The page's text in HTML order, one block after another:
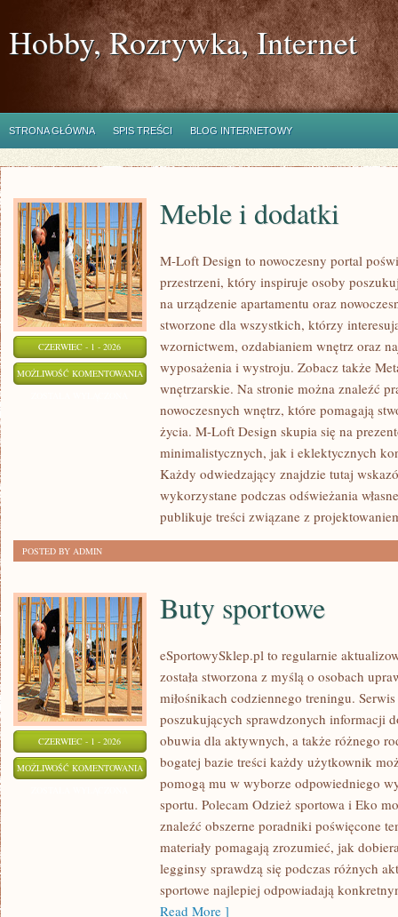
Hobby, Rozrywka, Internet
STRONA GŁÓWNA SPIS TREŚCI BLOG INTERNETOWY
CZERWIEC - 1 - 2026
MOŻLIWOŚĆ KOMENTOWANIA MEBLE
DODATKI
Meble i dodatki
M-Loft Design to nowoczesny portal
przestrzeni, który inspiruje osoby
na urządzenie apartamentu oraz
stworzone dla wszystkich, którzy
wzornictwem, ozdabianiem wnętrz oraz
wyposażenia i wystroju. Zobacz także
wnętrzarskie. Na stronie można znaleźć
nowoczesnych wnętrz, które pomagają
życia. M-Loft Design skupia się na
minimalistycznych, jak i eklektycznych
Każdy odwiedzający znajdzie tutaj
wykorzystane podczas odświeżania
publikuje treści związane z
POSTED BY ADMIN
CZERWIEC - 1 - 2026
MOŻLIWOŚĆ KOMENTOWANIA BUTY
SPORTOWE
Buty sportowe
eSportowySklep.pl to regularnie
została stworzona z myślą o osobach
miłośnikach codziennego treningu.
poszukujących sprawdzonych informacji
obuwia dla aktywnych, a także różnego
bogatej bazie treści każdy użytkownik
pomogą mu w wyborze odpowiedniego
sportu. Polecam Odzież sportowa i Eko
znaleźć obszerne poradniki poświęcone
materiały pomagają zrozumieć, jak
legginsy sprawdzą się podczas różnych
sportowe najlepiej odpowiadają
Read More ]